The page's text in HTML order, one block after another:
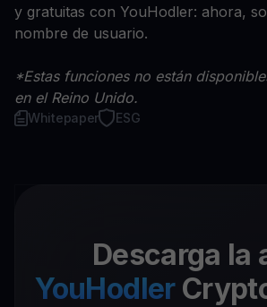
y gratuitas con YouHodler: ahora,
nombre de usuario.
*Estas funciones no están
en el Reino Unido.
Whitepaper ESG
Descarga la
YouHodler